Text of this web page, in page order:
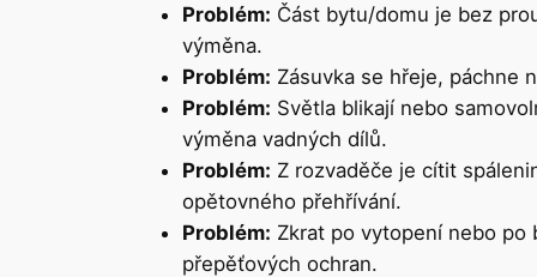
Problém: Část bytu/domu je bez
výměna.
Problém: Zásuvka se hřeje, páchne
Problém: Světla blikají nebo
výměna vadných dílů.
Problém: Z rozvaděče je cítit
opětovného přehřívání.
Problém: Zkrat po vytopení nebo po
přepěťových ochran.